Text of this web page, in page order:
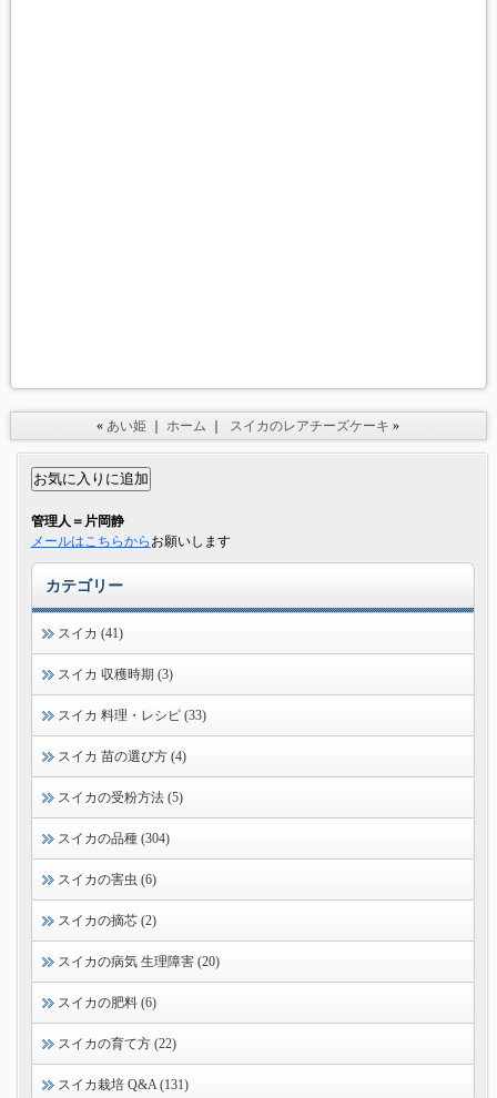
« あい姫 ｜ ホーム ｜ スイカのレアチーズケーキ »
管理人＝片岡静
メールはこちらから お願いします
カテゴリー
スイカ (41)
スイカ 収穫時期 (3)
スイカ 料理・レシピ (33)
スイカ 苗の選び方 (4)
スイカの受粉方法 (5)
スイカの品種 (304)
スイカの害虫 (6)
スイカの摘芯 (2)
スイカの病気 生理障害 (20)
スイカの肥料 (6)
スイカの育て方 (22)
スイカ栽培 Q&A (131)